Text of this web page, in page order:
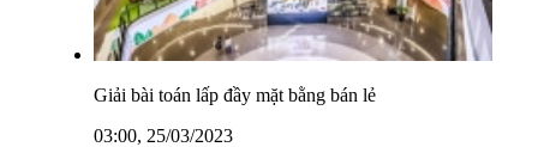
Giải bài toán lấp đầy mặt bằng bán lẻ
03:00, 25/03/2023